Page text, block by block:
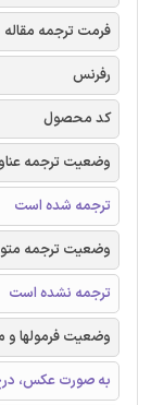
فرمت ترجمه مقاله
رفرنس
کد محصول
وضعیت ترجمه
ترجمه شده است
وضعیت ترجمه
ترجمه نشده است
وضعیت فرمولها و
به صورت عکس،